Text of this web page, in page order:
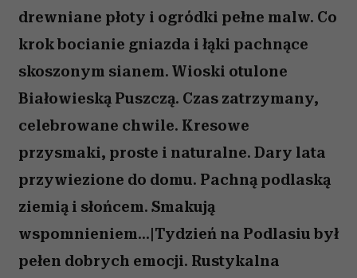
drewniane płoty i ogródki pełne malw. Co
krok bocianie gniazda i łąki pachnące
skoszonym sianem. Wioski otulone
Białowieską Puszczą. Czas zatrzymany,
celebrowane chwile. Kresowe
przysmaki, proste i naturalne. Dary lata
przywiezione do domu. Pachną podlaską
ziemią i słońcem. Smakują
wspomnieniem...|Tydzień na Podlasiu był
pełen dobrych emocji. Rustykalna